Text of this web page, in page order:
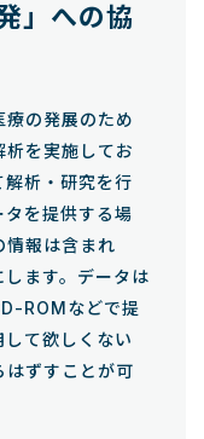
」への協
の発展のため
を実施してお
解析・研究を行
タを提供する場
情報は含まれ
ます。データは
ROMなどで提
て欲しくない
はずすことが可